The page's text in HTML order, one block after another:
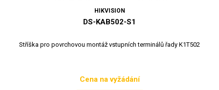
HIKVISION
DS-KAB502-S1
Stříška pro povrchovou montáž vstupních terminálů řady K1T502
Cena
Cena na vyžádání